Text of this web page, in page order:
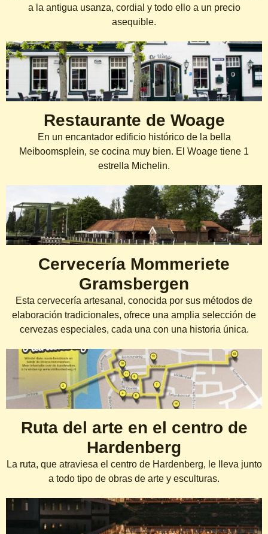
a la antigua usanza, cordial y todo ello a un precio
asequible.
Restaurante de Woage
En un encantador edificio histórico de la bella
Meiboomsplein, se cocina muy bien. El Woage tiene 1
estrella Michelin.
Cervecería Mommeriete
Gramsbergen
Esta cervecería artesanal, conocida por sus métodos de
elaboración tradicionales, ofrece una amplia selección de
cervezas especiales, cada una con una historia única.
Ruta del arte en el centro de
Hardenberg
La ruta, que atraviesa el centro de Hardenberg, le lleva junto
a todo tipo de obras de arte y esculturas.